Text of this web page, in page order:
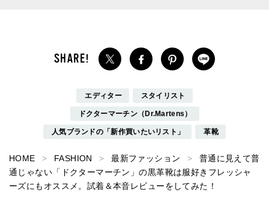
エディター スタイリスト
ドクターマーチン（Dr.Martens）
人気ブランドの「新作買いたいリスト」 革靴
HOME FASHION 最新ファッション
普通に見えて普
通じゃない「ドクターマーチン」の黒革靴は服好きフレッシャ
ーズにもオススメ。試着＆本音レビューをしてみた！